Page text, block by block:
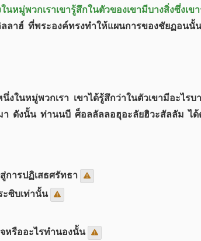
หมู่พวกเราเขารู้สึกในตัวของเขามีบางสิ่งซึ่งเข
าฮ์ ที่พระองค์ทรงทำให้แผนการของชัยฏอนนั้น
นหมู่พวกเรา เขาได้รู้สึกว่าในตัวเขามีอะไรบา
า ดังนั้น ท่านนบี ศ็อลลัลลอฮุอะลัยฮิวะสัลลัม ได้
การปฏิเสธศรัทธา
ซิบเท่านั้น
หรืออะไรทำนองนั้น